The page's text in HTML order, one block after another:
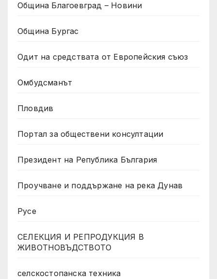
Община Благоевград – Новини
Община Бургас
Одит на средствата от Европейския съюз
Омбудсманът
Пловдив
Портал за обществени консултации
Президент на Република България
Проучване и поддържане на река Дунав
Русе
СЕЛЕКЦИЯ И РЕПРОДУКЦИЯ В
ЖИВОТНОВЪДСТВОТО
селскостопанска техника